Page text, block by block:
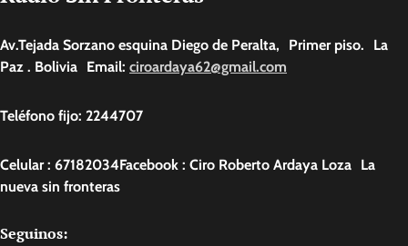
Av.Tejada Sorzano esquina Diego de Peralta, Primer piso. La
Paz . Bolivia Email: ciroardaya62@gmail.com
Teléfono fijo: 2244707
Celular : 67182034Facebook : Ciro Roberto Ardaya Loza La
nueva sin fronteras
Seguinos: